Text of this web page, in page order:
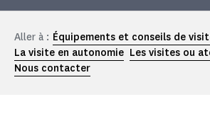
Aller à : Équipements et conseils de
La visite en autonomie Les visites ou
Nous contacter